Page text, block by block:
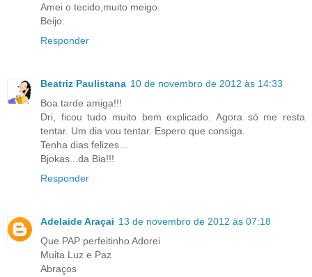
Amei o tecido,muito meigo.
Beijo.
Responder
Beatriz Paulistana 10 de novembro de 2012 às 14:33
Boa tarde amiga!!!
Dri, ficou tudo muito bem explicado. Agora só me resta
tentar. Um dia vou tentar. Espero que consiga.
Tenha dias felizes...
Bjokas...da Bia!!!
Responder
Adelaide Araçai 13 de novembro de 2012 às 07:18
Que PAP perfeitinho Adorei
Muita Luz e Paz
Abraços